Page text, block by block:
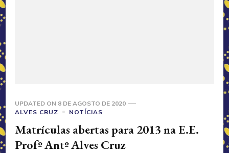
UPDATED ON 8 DE AGOSTO DE 2020
ALVES CRUZ
NOTÍCIAS
Matrículas abertas para 2013 na E.E.
Profº Antº Alves Cruz